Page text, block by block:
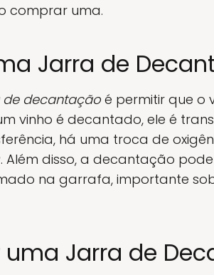
comprar uma.
Jarra de
de decantação é permitir que o
vinho é decantado, ele é
há uma troca de
. Além disso, a decantação
na garrafa, importante
uma Jarra de